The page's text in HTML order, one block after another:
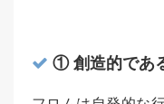
① 創造的であ